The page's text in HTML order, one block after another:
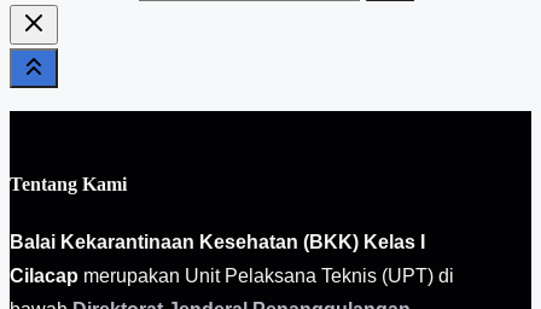
Tentang Kami
Balai Kekarantinaan Kesehatan (BKK) Kelas I
Cilacap merupakan Unit Pelaksana Teknis (UPT) di